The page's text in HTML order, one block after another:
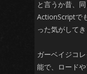
と言うか昔、
ActionScriptで
った気がしてき
ガーベイジコ
能で、ロード